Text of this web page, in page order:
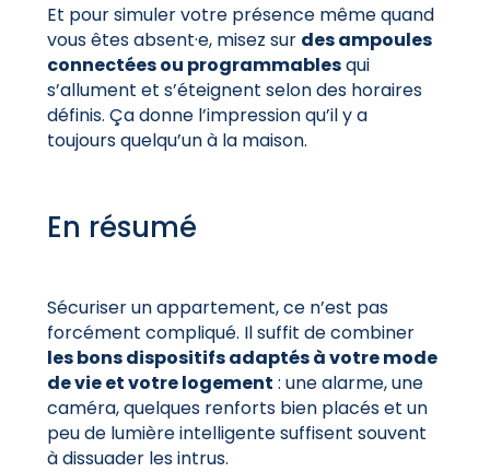
Et pour simuler votre présence même quand
vous êtes absent·e, misez sur des ampoules
connectées ou programmablesqui
s’allument et s’éteignent selon des horaires
définis. Ça donne l’impression qu’il y a
toujours quelqu’un à la maison.
En résumé
Sécuriser un appartement, ce n’est pas
forcément compliqué. Il suffit de combiner
les bons dispositifs adaptés à votre mode
de vie et votre logement : une alarme, une
caméra, quelques renforts bien placés et un
peu de lumière intelligente suffisent souvent
à dissuader les intrus.